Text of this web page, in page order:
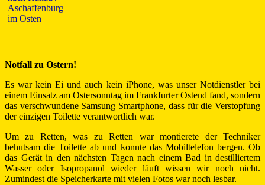
Notfall zu Ostern!
Es war kein Ei und auch kein iPhone, was unser Notdienstler bei
einem Einsatz am Ostersonntag im Frankfurter Ostend fand, sondern
das verschwundene Samsung Smartphone, dass für die Verstopfung
der einzigen Toilette verantwortlich war.
Um zu Retten, was zu Retten war montierete der Techniker
behutsam die Toilette ab und konnte das Mobiltelefon bergen. Ob
das Gerät in den nächsten Tagen nach einem Bad in destilliertem
Wasser oder Isopropanol wieder läuft wissen wir noch nicht.
Zumindest die Speicherkarte mit vielen Fotos war noch lesbar.